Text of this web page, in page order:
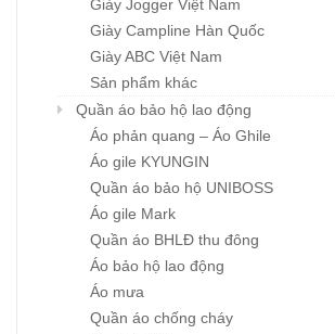
Giày Jogger Việt Nam
Giày Campline Hàn Quốc
Giày ABC Việt Nam
Sản phẩm khác
Quần áo bảo hộ lao động
Áo phản quang – Áo Ghile
Áo gile KYUNGIN
Quần áo bảo hộ UNIBOSS
Áo gile Mark
Quần áo BHLĐ thu đông
Áo bảo hộ lao động
Áo mưa
Quần áo chống cháy